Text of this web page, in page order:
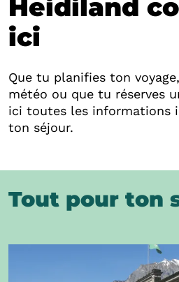
Heidiland
ici
Que tu planifies ton
météo ou que tu réserves
ici toutes les informations
ton séjour.
Tout pour ton